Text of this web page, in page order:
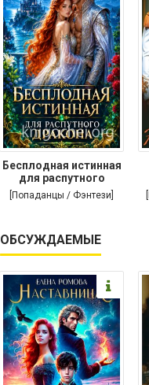
Бесплодная истинная
для распутного
дракона
[Попаданцы / Фэнтези]
ОБСУЖДАЕМЫЕ